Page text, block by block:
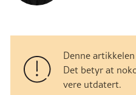
Denne
Det betyr at
vere utdatert.